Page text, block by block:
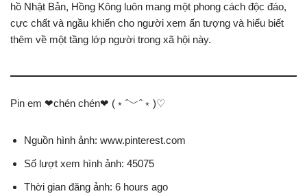
hồ Nhật Bản, Hồng Kông luôn mang một phong cách độc đáo,
cực chất và ngầu khiến cho người xem ấn tượng và hiểu biết
thêm về một tầng lớp người trong xã hội này.
Pin em ❤chén chén❤ (﹡ˆ﹀ˆ﹡)♡
Nguồn hình ảnh: www.pinterest.com
Số lượt xem hình ảnh: 45075
Thời gian đăng ảnh: 6 hours ago